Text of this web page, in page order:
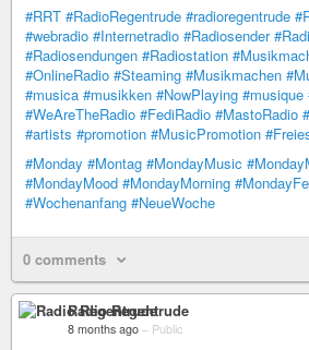
#RRT #RadioRegentrude #radioregentrude
#webradio #Internetradio #Radiosender
#Radiosendungen #Radiostation
#OnlineRadio #Steaming #Musikmachen
#musica #musikken #NowPlaying #musique
#WeAreTheRadio #FediRadio #MastoRadio
#artists #promotion #MusicPromotion
#Monday #Montag #MondayMusic
#MondayMood #MondayMorning
#Wochenanfang #NeueWoche
0 comments
Radio Regentrude
8 months ago – Public